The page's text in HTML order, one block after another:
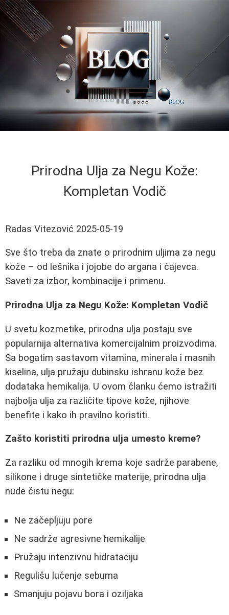
Prirodna Ulja za Negu Kože:
Kompletan Vodič
Radas Vitezović 2025-05-19
Sve što treba da znate o prirodnim uljima za negu
kože – od lešnika i jojobe do argana i čajevca.
Saveti za izbor, kombinacije i primenu.
Prirodna Ulja za Negu Kože: Kompletan Vodič
U svetu kozmetike, prirodna ulja postaju sve
popularnija alternativa komercijalnim proizvodima.
Sa bogatim sastavom vitamina, minerala i masnih
kiselina, ulja pružaju dubinsku ishranu kože bez
dodataka hemikalija. U ovom članku ćemo istražiti
najbolja ulja za različite tipove kože, njihove
benefite i kako ih pravilno koristiti.
Zašto koristiti prirodna ulja umesto kreme?
Za razliku od mnogih krema koje sadrže parabene,
silikone i druge sintetičke materije, prirodna ulja
nude čistu negu:
Ne začepljuju pore
Ne sadrže agresivne hemikalije
Pružaju intenzivnu hidrataciju
Regulišu lučenje sebuma
Smanjuju pojavu bora i oziljaka